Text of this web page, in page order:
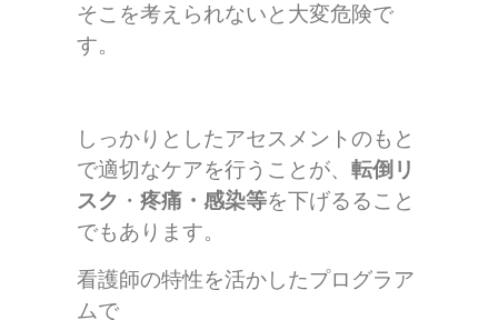
そこを考えられないと大変危険で
す。
しっかりとしたアセスメントのもと
で適切なケアを行うことが、 転倒リ
スク ・ 疼痛・感染等を下げるること
でもあります。
看護師の特性を活かしたプログラア
ムで